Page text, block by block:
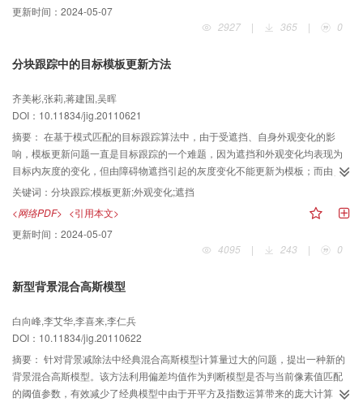
等问题，能适应多种不同类型的模型实验物，且运算速度较经典C-V模型有很大
提高。基于该算法开发的软件系统在实际中得到成功应用。
更新时间： 2024-05-07
2927
| 365 | 0
分块跟踪中的目标模板更新方法
齐美彬,张莉,蒋建国,吴晖
DOI：10.11834/jig.20110621
摘要： 在基于模式匹配的目标跟踪算法中，由于受遮挡、自身外观变化的影
响，模板更新问题一直是目标跟踪的一个难题，因为遮挡和外观变化均表现为
目标内灰度的变化，但由障碍物遮挡引起的灰度变化不能更新为模板；而由目
标自身引起的灰度变化又要即时地更新为模板。为此，提出一种带有遮挡和外
观变化判断的局部模板更新算法。算法使用分块模板并根据目标中变化的信息
分别来自目标和背景的概率来区别外观变化和遮挡这两种情况。目标被部分遮
挡时，通过不更新模板来防止障碍物信息混入模板；目标外观变化时，提出一
种新的局部模板更新算法以适应目标的不断变化。实验结果表明，该算法既能
具有更好的鲁棒性。
关键词： 分块跟踪;模板更新;外观变化;遮挡
<网络PDF> <引用本文>
更新时间： 2024-05-07
4095
| 243 | 0
新型背景混合高斯模型
白向峰,李艾华,李喜来,李仁兵
DOI：10.11834/jig.20110622
摘要： 针对背景减除法中经典混合高斯模型计算量过大的问题，提出一种新的
背景混合高斯模型。该方法利用偏差均值作为判断模型是否与当前像素值匹配
的阈值参数，有效减少了经典模型中由于开平方及指数运算带来的庞大计算